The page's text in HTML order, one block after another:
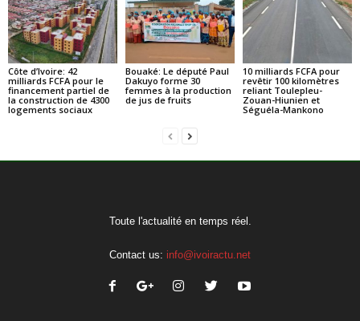
Côte d’Ivoire: 42
milliards FCFA pour le
financement partiel de
la construction de 4300
logements sociaux
Bouaké: Le député Paul
Dakuyo forme 30
femmes à la production
de jus de fruits
10 milliards FCFA pour
revêtir 100 kilomètres
reliant Toulepleu-
Zouan-Hiunien et
Séguéla-Mankono
Toute l'actualité en temps réel.
Contact us: info@ivoiractu.net